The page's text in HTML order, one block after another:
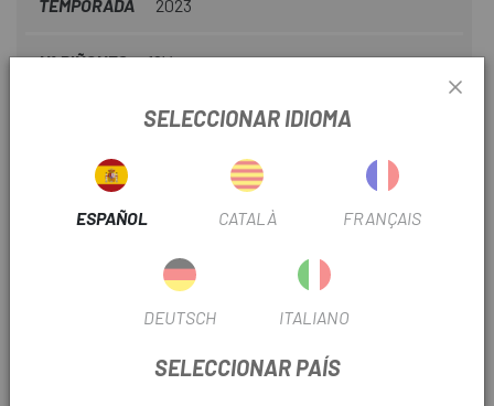
TEMPORADA 2023
Nº PIÑONES 12V
Características:
MATERIAL Aluminum COLOR Black
VERSIÓN Standard
SELECCIONAR IDIOMA
ESPAÑOL CATALÀ FRANÇAIS
DEUTSCH ITALIANO
SELECCIONAR PAÍS